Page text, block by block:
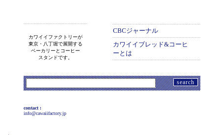
カワイイファクトリーが
東京・八丁堀で展開する
ベーカリーとコーヒー
スタンドです。
CBCジャーナル
カワイイブレッド&コーヒ
ーとは
検
索:
contact :
info@cawaiifactory.jp